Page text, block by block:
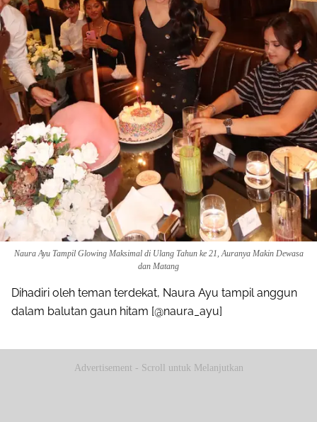
Naura Ayu Tampil Glowing Maksimal di Ulang Tahun ke 21, Auranya Makin Dewasa
dan Matang
Dihadiri oleh teman terdekat, Naura Ayu tampil anggun
dalam balutan gaun hitam [@naura_ayu]
Advertisement - Scroll untuk Melanjutkan